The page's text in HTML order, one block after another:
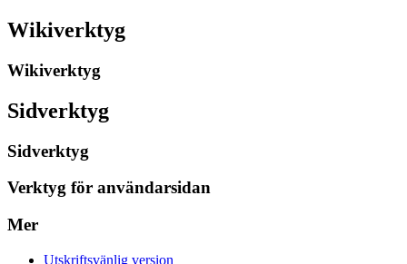
Wikiverktyg
Wikiverktyg
Sidverktyg
Sidverktyg
Verktyg för användarsidan
Mer
Utskriftsvänlig version